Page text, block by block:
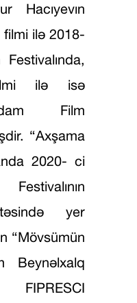
Hacıyevın
filmi ilə 2018-
ilə isə
Film
“Axşama
2020- ci
yer
“Mövsümün
Beynəlxalq